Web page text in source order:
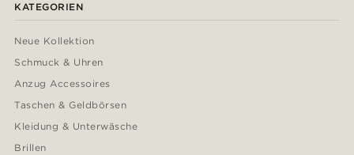
KATEGORIEN
Neue Kollektion
Schmuck & Uhren
Anzug Accessoires
Taschen & Geldbörsen
Kleidung & Unterwäsche
Brillen